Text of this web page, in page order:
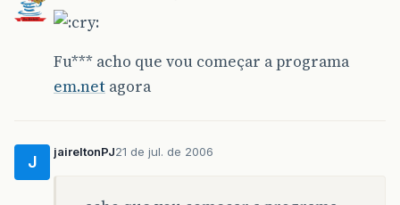
Fu*** acho que vou começar a programa
em.net agora
J
jaireltonPJ21 de jul. de 2006